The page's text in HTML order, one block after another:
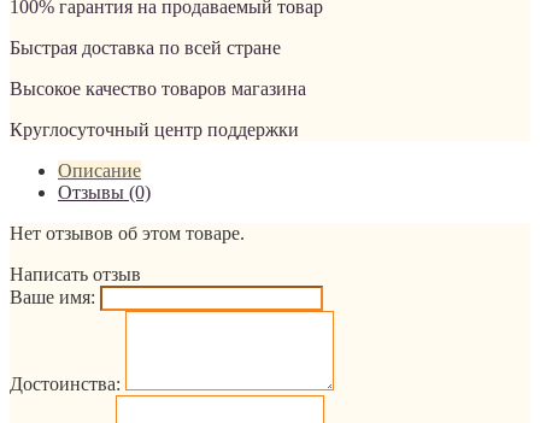
100% гарантия на продаваемый товар
Быстрая доставка по всей стране
Высокое качество товаров магазина
Круглосуточный центр поддержки
Описание
Отзывы (0)
Нет отзывов об этом товаре.
Написать отзыв
Ваше имя:
Достоинства: